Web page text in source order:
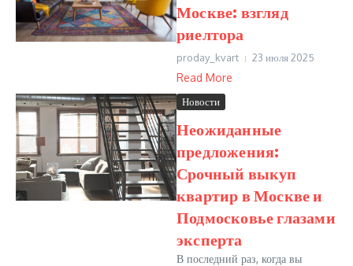
Москве: взгляд
риелтора
proday_kvart 23 июля 2025
Read More
Новости
Неожиданные
предложения:
Срочный выкуп
квартир в Москве и
Подмосковье глазами
эксперта
В последний раз, когда вы